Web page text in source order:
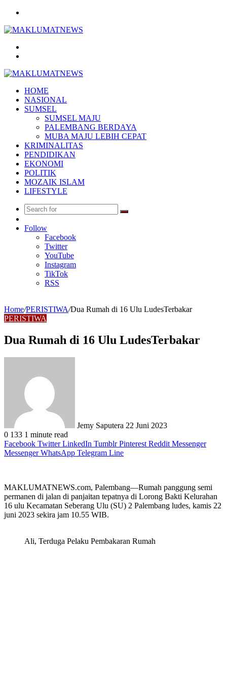
HOME
NASIONAL
SUMSEL
SUMSEL MAJU
PALEMBANG BERDAYA
MUBA MAJU LEBIH CEPAT
KRIMINALITAS
PENDIDIKAN
EKONOMI
POLITIK
MOZAIK ISLAM
LIFESTYLE
Search
Article
Follow
Facebook
Twitter
YouTube
Instagram
TikTok
RSS
Home/PERISTIWA/Dua Rumah di 16 Ulu LudesTerbakar
PERISTIWA
Dua Rumah di 16 Ulu LudesTerbakar
Jemy Saputera 22 Juni 2023
0 133 1 minute read
Facebook Twitter LinkedIn Tumblr Pinterest Reddit Messenger
Messenger WhatsApp Telegram Line
MAKLUMATNEWS.com, Palembang—Rumah panggung semi
permanen di jalan di panjaitan tepatnya di Lorong Bakti Kelurahan
16 ulu Kecamatan Seberang Ulu (SU) 2 Palembang ludes, kamis 22
juni 2023 sekira jam 10.55 WIB.
Ali, Terduga Pelaku Pembakaran Rumah